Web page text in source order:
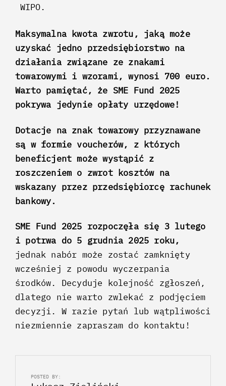
WIPO.
Maksymalna kwota zwrotu, jaką może
uzyskać jedno przedsiębiorstwo na
działania związane ze znakami
towarowymi i wzorami, wynosi 700 euro.
Warto pamiętać, że SME Fund 2025
pokrywa jedynie opłaty urzędowe!
Dotacje na znak towarowy przyznawane
są w formie voucherów, z których
beneficjent może wystąpić z
roszczeniem o zwrot kosztów na
wskazany przez przedsiębiorcę rachunek
bankowy.
SME Fund 2025 rozpoczęła się 3 lutego
i potrwa do 5 grudnia 2025 roku,
jednak nabór może zostać zamknięty
wcześniej z powodu wyczerpania
środków. Decyduje kolejność zgłoszeń,
dlatego nie warto zwlekać z podjęciem
decyzji. W razie pytań lub wątpliwości
niezmiennie zapraszam do kontaktu!
POSTED BY: